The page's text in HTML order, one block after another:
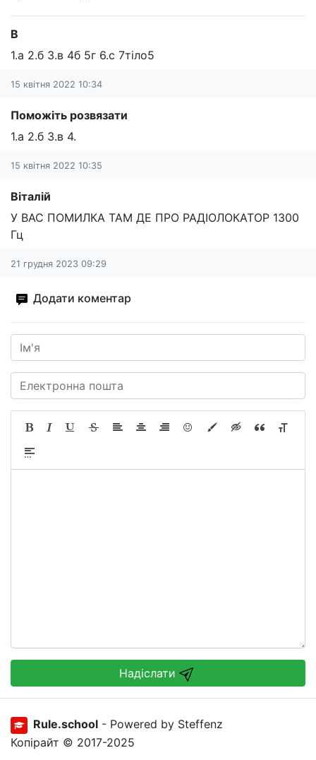
В
1.а 2.б 3.в 4б 5г 6.с 7тіло5
15 квітня 2022 10:34
Поможіть розвязати
1.а 2.б 3.в 4.
15 квітня 2022 10:35
Віталій
У ВАС ПОМИЛКА ТАМ ДЕ ПРО РАДІОЛОКАТОР 1300
Гц
21 грудня 2023 09:29
Додати коментар
Надіслати
Rule.school - Powered by Steffenz
Копірайт © 2017-2025